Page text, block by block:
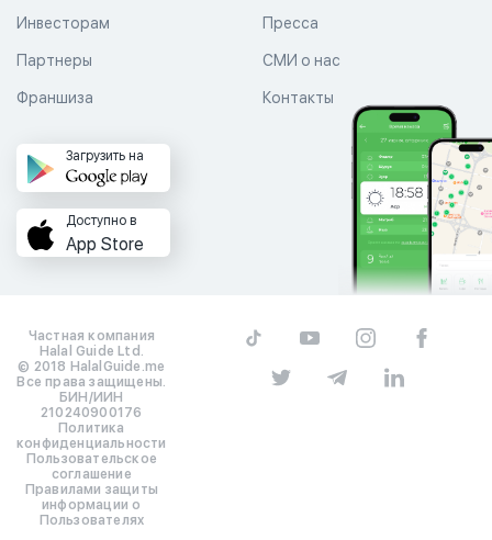
Пресса
СМИ о нас
Контакты
Инвесторам
Партнеры
Франшиза
Загрузить на
Доступно в
App Store
Частная компания
Halal Guide Ltd.
© 2018 HalalGuide.me
Все права защищены.
БИН/ИИН
210240900176
Политика
конфиденциальности
Пользовательское
соглашение
Правилами защиты
информации о
Пользователях